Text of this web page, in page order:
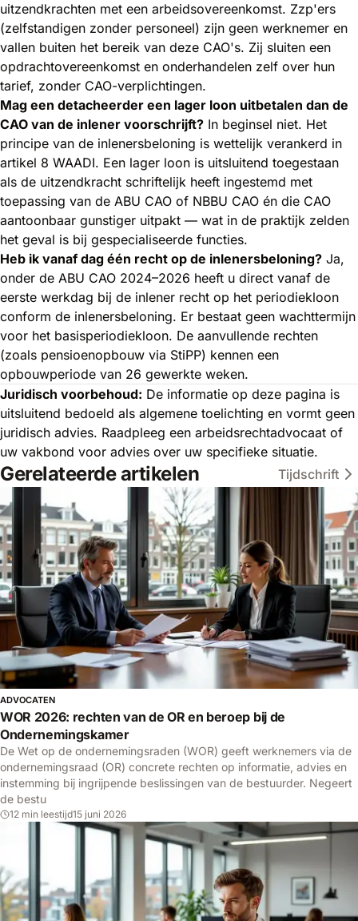
uitzendkrachten met een arbeidsovereenkomst. Zzp'ers
(zelfstandigen zonder personeel) zijn geen werknemer en
vallen buiten het bereik van deze CAO's. Zij sluiten een
opdrachtovereenkomst en onderhandelen zelf over hun
tarief, zonder CAO-verplichtingen.
Mag een detacheerder een lager loon uitbetalen dan de
CAO van de inlener voorschrijft? In beginsel niet. Het
principe van de inlenersbeloning is wettelijk verankerd in
artikel 8 WAADI. Een lager loon is uitsluitend toegestaan
als de uitzendkracht schriftelijk heeft ingestemd met
toepassing van de ABU CAO of NBBU CAO én die CAO
aantoonbaar gunstiger uitpakt — wat in de praktijk zelden
het geval is bij gespecialiseerde functies.
Heb ik vanaf dag één recht op de inlenersbeloning? Ja,
onder de ABU CAO 2024–2026 heeft u direct vanaf de
eerste werkdag bij de inlener recht op het periodiekloon
conform de inlenersbeloning. Er bestaat geen wachttermijn
voor het basisperiodiekloon. De aanvullende rechten
(zoals pensioenopbouw via StiPP) kennen een
opbouwperiode van 26 gewerkte weken.
Juridisch voorbehoud: De informatie op deze pagina is
uitsluitend bedoeld als algemene toelichting en vormt geen
juridisch advies. Raadpleeg een arbeidsrechtadvocaat of
uw vakbond voor advies over uw specifieke situatie.
Gerelateerde artikelen Tijdschrift
DOSSIER
ADVOCATEN
WOR 2026: rechten van de OR en beroep bij de
Ondernemingskamer
De Wet op de ondernemingsraden (WOR) geeft werknemers via de
ondernemingsraad (OR) concrete rechten op informatie, advies en
instemming bij ingrijpende beslissingen van de bestuurder. Negeert
de bestu
12 min leestijd15 juni 2026